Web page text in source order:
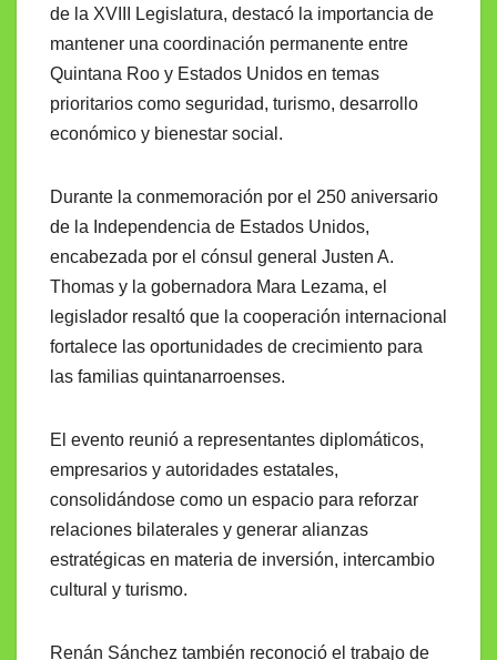
de la XVIII Legislatura, destacó la importancia de
mantener una coordinación permanente entre
Quintana Roo y Estados Unidos en temas
prioritarios como seguridad, turismo, desarrollo
económico y bienestar social.
Durante la conmemoración por el 250 aniversario
de la Independencia de Estados Unidos,
encabezada por el cónsul general Justen A.
Thomas y la gobernadora Mara Lezama, el
legislador resaltó que la cooperación internacional
fortalece las oportunidades de crecimiento para
las familias quintanarroenses.
El evento reunió a representantes diplomáticos,
empresarios y autoridades estatales,
consolidándose como un espacio para reforzar
relaciones bilaterales y generar alianzas
estratégicas en materia de inversión, intercambio
cultural y turismo.
Renán Sánchez también reconoció el trabajo de